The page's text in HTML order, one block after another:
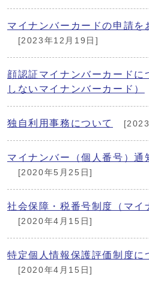
マイナンバーカードの申請を
[2023年12月19日]
顔認証マイナンバーカードに
しないマイナンバーカード）
独自利用事務について
マイナンバー（個人番号）通
[2020年5月25日]
社会保障・税番号制度（マイ
[2020年4月15日]
特定個人情報保護評価制度に
[2020年4月15日]